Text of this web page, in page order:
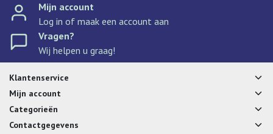
Mijn account
Log in of maak een account aan
Vragen?
Wij helpen u graag!
Klantenservice
Mijn account
Categorieën
Contactgegevens